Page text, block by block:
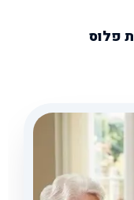
פלוס